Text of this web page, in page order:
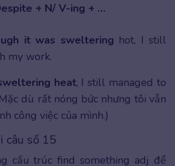
+ N/ V-ing + …
it was sweltering hot, I still
my work.
heat, I still managed to
dù rất nóng bức nhưng tôi vẫn
công việc của mình.)
câu số 15
cấu trúc find something adj để